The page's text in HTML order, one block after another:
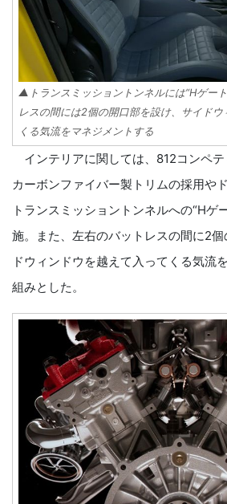
▲トランスミッショントンネルには“Hゲー
レスの間には2個の開口部を設け、サイド
くる気流をマネジメントする
インテリアに関しては、812コンペテ
カーボンファイバー製トリムの採用や
トランスミッショントンネルへの“Hゲ
施。また、左右のバットレスの間に2
ドウィンドウを越えて入ってくる気流
組みとした。